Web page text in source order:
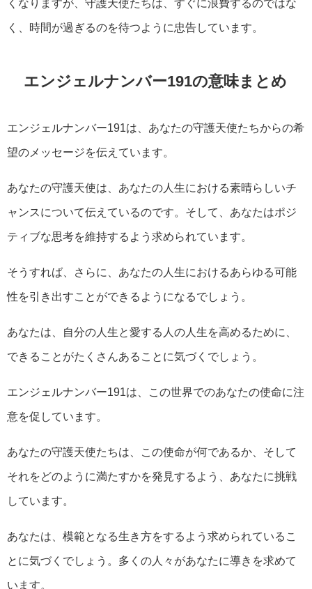
くなりますが、守護天使たちは、すぐに浪費するのではな
く、時間が過ぎるのを待つように忠告しています。
エンジェルナンバー191の意味まとめ
エンジェルナンバー191は、あなたの守護天使たちからの希
望のメッセージを伝えています。
あなたの守護天使は、あなたの人生における素晴らしいチ
ャンスについて伝えているのです。そして、あなたはポジ
ティブな思考を維持するよう求められています。
そうすれば、さらに、あなたの人生におけるあらゆる可能
性を引き出すことができるようになるでしょう。
あなたは、自分の人生と愛する人の人生を高めるために、
できることがたくさんあることに気づくでしょう。
エンジェルナンバー191は、この世界でのあなたの使命に注
意を促しています。
あなたの守護天使たちは、この使命が何であるか、そして
それをどのように満たすかを発見するよう、あなたに挑戦
しています。
あなたは、模範となる生き方をするよう求められているこ
とに気づくでしょう。多くの人々があなたに導きを求めて
います。